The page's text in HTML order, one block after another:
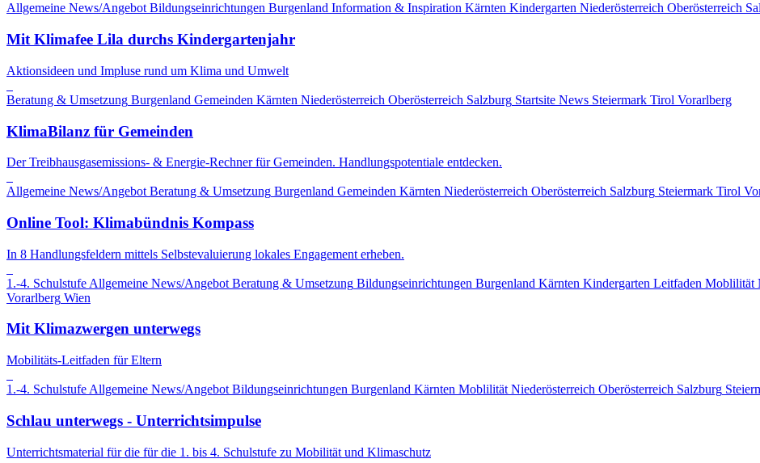
Allgemeine News/Angebot Bildungseinrichtungen Burgenland Information & Inspiration Kärnten Kindergarten Niederösterreich Oberösterreich
Mit Klimafee Lila durchs Kindergartenjahr
Aktionsideen und Impluse rund um Klima und Umwelt
Beratung & Umsetzung Burgenland Gemeinden Kärnten Niederösterreich Oberösterreich Salzburg Startsite News Steiermark Tirol Vorarlberg
KlimaBilanz für Gemeinden
Der Treibhausgasemissions- & Energie-Rechner für Gemeinden. Handlungspotentiale entdecken.
Allgemeine News/Angebot Beratung & Umsetzung Burgenland Gemeinden Kärnten Niederösterreich Oberösterreich Salzburg Steiermark Tirol
Online Tool: Klimabündnis Kompass
In 8 Handlungsfeldern mittels Selbstevaluierung lokales Engagement erheben.
1.-4. Schulstufe Allgemeine News/Angebot Beratung & Umsetzung Bildungseinrichtungen Burgenland Kärnten Kindergarten Leitfaden Moblilität
Vorarlberg Wien
Mit Klimazwergen unterwegs
Mobilitäts-Leitfaden für Eltern
1.-4. Schulstufe Allgemeine News/Angebot Bildungseinrichtungen Burgenland Kärnten Moblilität Niederösterreich Oberösterreich Salzburg
Schlau unterwegs - Unterrichtsimpulse
Unterrichtsmaterial für die für die 1. bis 4. Schulstufe zu Mobilität und Klimaschutz